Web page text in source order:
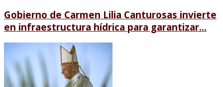
Gobierno de Carmen Lilia Canturosas invierte
en infraestructura hídrica para garantizar...